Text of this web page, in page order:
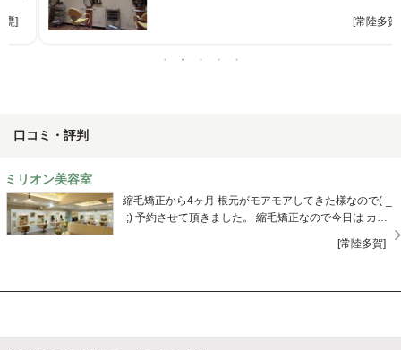
[常陸多賀]
口コミ・評判
ミリオン美容室
縮毛矯正から4ヶ月 根元がモアモアしてきた様なので(-_
-;) 予約させて頂きました。 縮毛矯正なので今日は カプ
[常陸多賀]